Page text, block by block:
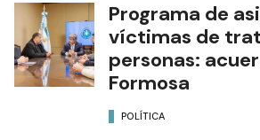
Programa de
víctimas de
personas:
Formosa
POLÍTICA